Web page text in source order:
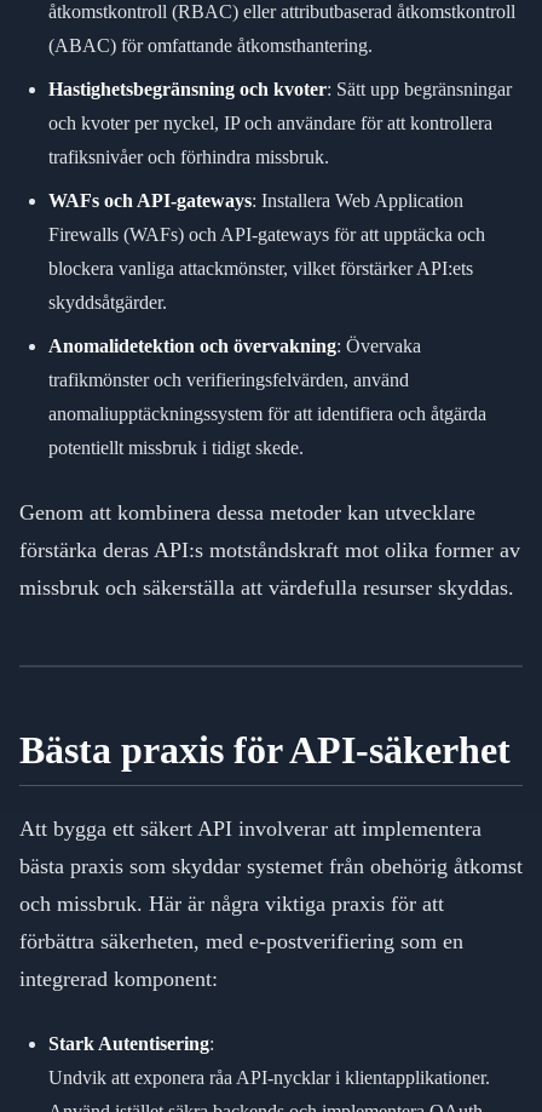
åtkomstkontroll (RBAC) eller attributbaserad åtkomstkontroll
(ABAC) för omfattande åtkomsthantering.
Hastighetsbegränsning och kvoter: Sätt upp begränsningar
och kvoter per nyckel, IP och användare för att kontrollera
trafiksnivåer och förhindra missbruk.
WAFs och API-gateways: Installera Web Application
Firewalls (WAFs) och API-gateways för att upptäcka och
blockera vanliga attackmönster, vilket förstärker API:ets
skyddsåtgärder.
Anomalidetektion och övervakning: Övervaka
trafikmönster och verifieringsfelvärden, använd
anomaliupptäckningssystem för att identifiera och åtgärda
potentiellt missbruk i tidigt skede.
Genom att kombinera dessa metoder kan utvecklare
förstärka deras API:s motståndskraft mot olika former av
missbruk och säkerställa att värdefulla resurser skyddas.
Bästa praxis för API-säkerhet
Att bygga ett säkert API involverar att implementera
bästa praxis som skyddar systemet från obehörig åtkomst
och missbruk. Här är några viktiga praxis för att
förbättra säkerheten, med e-postverifiering som en
integrerad komponent:
Stark Autentisering:
Undvik att exponera råa API-nycklar i klientapplikationer.